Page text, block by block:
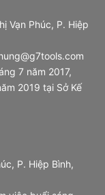
Vạn Phúc, P. Hiệp
7 năm 2017,
2019 tại Sở Kế
P. Hiệp Bình,